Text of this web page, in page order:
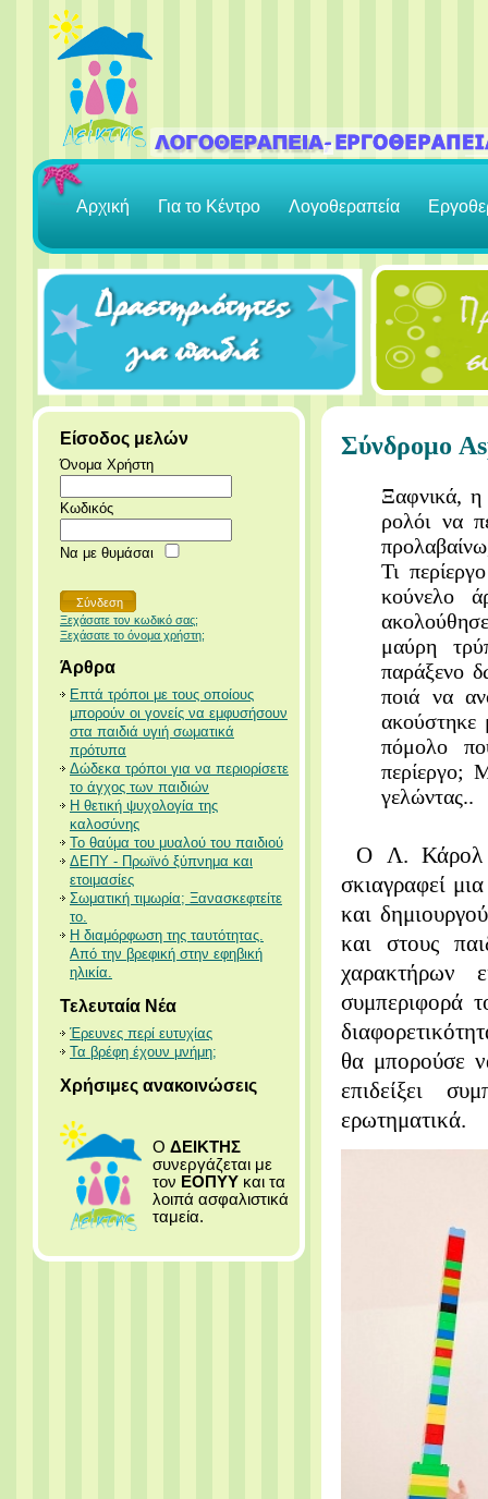
Αρχική Για το Κέντρο Λογοθεραπεία
Είσοδος μελών
Όνομα Χρήστη
Κωδικός
Να με θυμάσαι
Ξεχάσατε τον κωδικό σας;
Ξεχάσατε το όνομα χρήστη;
Άρθρα
Επτά τρόποι με τους οποίους
μπορούν οι γονείς να εμφυσήσουν
στα παιδιά υγιή σωματικά
πρότυπα
Δώδεκα τρόποι για να περιορίσετε
το άγχος των παιδιών
Η θετική ψυχολογία της
καλοσύνης
Το θαύμα του μυαλού του παιδιού
ΔΕΠΥ - Πρωϊνό ξύπνημα και
ετοιμασίες
Σωματική τιμωρία; Ξανασκεφτείτε
το.
Η διαμόρφωση της ταυτότητας.
Από την βρεφική στην εφηβική
ηλικία.
Τελευταία Νέα
Έρευνες περί ευτυχίας
Τα βρέφη έχουν μνήμη;
Χρήσιμες ανακοινώσεις
Ο ΔΕΙΚΤΗΣ
συνεργάζεται με
τον ΕΟΠΥΥ και τα
λοιπά ασφαλιστικά
ταμεία.
Σύνδρομο
Ξαφνικά, η
ρολόι να
Τι
κούνελο
μαύρη
παράξενο
ποιά να
ακούστηκε
πόμολο
περίεργο;
γελώντας..
O Λ.
σκιαγραφεί
και
και στους
χαρακτήρων
συμπεριφορά
θα μπορούσε
επιδείξει
ερωτηματικά.